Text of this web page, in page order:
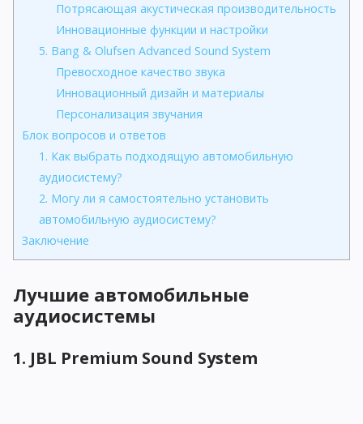
Потрясающая акустическая производительность
Инновационные функции и настройки
5. Bang & Olufsen Advanced Sound System
Превосходное качество звука
Инновационный дизайн и материалы
Персонализация звучания
Блок вопросов и ответов
1. Как выбрать подходящую автомобильную
аудиосистему?
2. Могу ли я самостоятельно установить
автомобильную аудиосистему?
Заключение
Лучшие автомобильные
аудиосистемы
1. JBL Premium Sound System